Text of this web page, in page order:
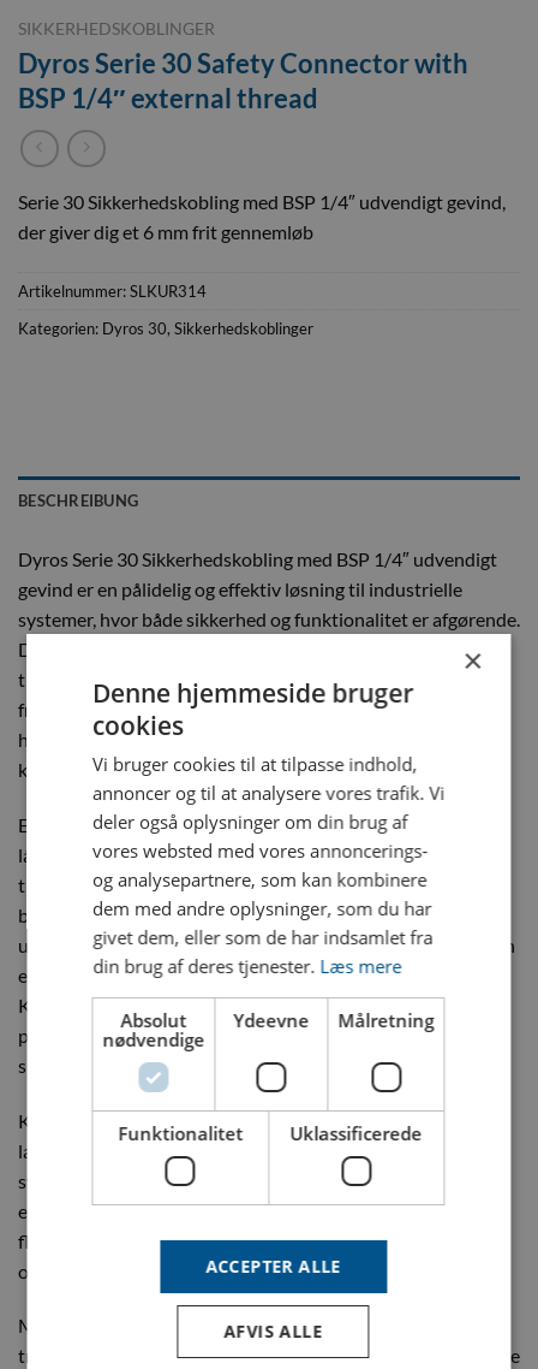
SIKKERHEDSKOBLINGER
Dyros Serie 30 Safety Connector with
BSP 1/4″ external thread
Serie 30 Sikkerhedskobling med BSP 1/4″ udvendigt gevind,
der giver dig et 6 mm frit gennemløb
Artikelnummer:SLKUR314
Kategorien: Dyros 30, Sikkerhedskoblinger
BESCHREIBUNG
Dyros Serie 30 Sikkerhedskobling med BSP 1/4″ udvendigt
gevind er en pålidelig og effektiv løsning til industrielle
systemer, hvor både sikkerhed og funktionalitet er afgørende.
Denne kobling er designet til at give dig en stabil og sikker
tilslutning, samtidig med at den forhindrer utilsigtet
frakobling under drift, hvilket gør den ideel til applikationer,
hvor systemfejl eller medieudslip kan føre til alvorlige
konsekvenser.
En af de vigtigste funktioner er den indbyggede
låsemekanisme, som sikrer, at koblingen forbliver sikkert
tilsluttet, selv under høj belastning og ved pludselige
bevægelser. Denne funktion beskytter både operatører og
udstyr mod risici som følge af utilsigtet frakobling og giver en
ekstra sikkerhed i travle og krævende arbejdsmiljøer.
Koblingen er perfekt til systemer, der kræver hurtige og
pålidelige tilslutninger uden at gå på kompromis med
sikkerheden.
Koblingen er udstyret med en effektiv ventil, som forhindrer
lækage, når forbindelsen ikke er aktiv. Denne ventil sikrer, at
systemet forbliver tæt, selv under højt tryk. Dette er en
essentiel funktion i systemer, hvor tæthed og kontrol over
flowet er nødvendige for at minimere risikoen for spild og
opretholde en stabil drift.
Med et frit gennemløb på 6 mm giver koblingen en effektiv
transport af væsker, luft eller gas, samtidig med at flaskehalse
×
Denne hjemmeside bruger
cookies
Vi bruger cookies til at tilpasse indhold,
annoncer og til at analysere vores trafik. Vi
deler også oplysninger om din brug af
vores websted med vores annoncerings-
og analysepartnere, som kan kombinere
dem med andre oplysninger, som du har
givet dem, eller som de har indsamlet fra
din brug af deres tjenester. Læs mere
Absolut
nødvendige
Ydeevne Målretning
Funktionalitet Uklassificerede
ACCEPTER ALLE
AFVIS ALLE